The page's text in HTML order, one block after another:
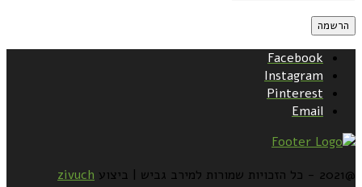
Facebook
Instagram
Pinterest
Email
@2021 - כל הזכויות שמורות למירב גביש | ביצוע zivuch